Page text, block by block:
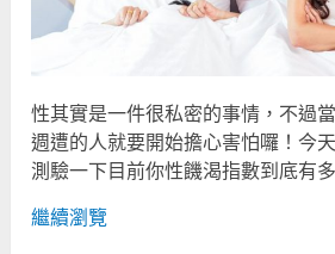
性其實是一件很私密的事情，不過
週遭的人就要開始擔心害怕囉！今
測驗一下目前你性饑渴指數到底有
繼續瀏覽